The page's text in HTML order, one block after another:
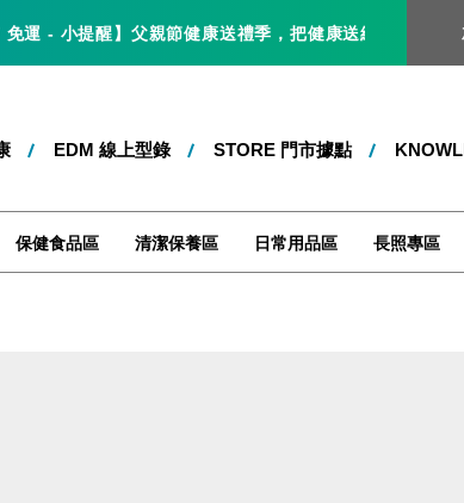
- 小提醒】父親節健康送禮季，把健康送給爸爸，就是
EDM 線上型錄 STORE 門市據點
保健食品區 清潔保養區 日常用品區 長照專區